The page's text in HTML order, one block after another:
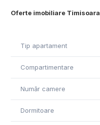
Oferte imobiliare Timisoara
Tip apartament
Compartimentare
Număr camere
Dormitoare